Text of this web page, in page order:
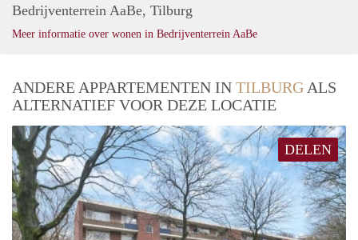
Bedrijventerrein AaBe, Tilburg
Meer informatie over wonen in Bedrijventerrein AaBe
ANDERE APPARTEMENTEN IN TILBURG ALS
ALTERNATIEF VOOR DEZE LOCATIE
DELEN